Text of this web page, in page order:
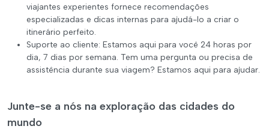
viajantes experientes fornece recomendações
especializadas e dicas internas para ajudá-lo a criar o
itinerário perfeito.
Suporte ao cliente: Estamos aqui para você 24 horas por
dia, 7 dias por semana. Tem uma pergunta ou precisa de
assistência durante sua viagem? Estamos aqui para ajudar.
Junte-se a nós na exploração das cidades do
mundo